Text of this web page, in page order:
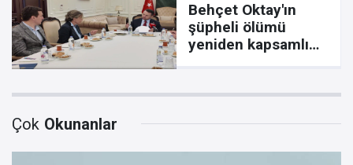
Behçet Oktay'ın
şüpheli ölümü
yeniden kapsamlı
Çok Okunanlar